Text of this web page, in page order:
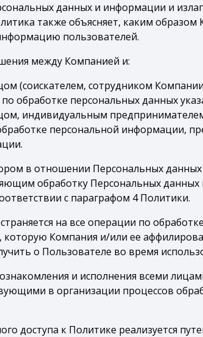
данных и информации и
также объясняет, каким
пользователей.
между Компанией и:
(соискателем, сотрудником
обработке персональных данных
индивидуальным
персональной информации,
в отношении Персональных
обработку Персональных
с параграфом 4 Политики.
на все операции по
Компания и/или ее
о Пользователе во время
и исполнения всеми
в организации процессов
доступа к Политике реализуется